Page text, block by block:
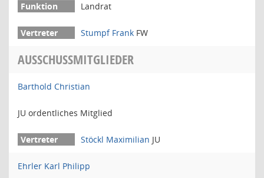
Landrat
Stumpf Frank FW
AUSSCHUSSMITGLIEDER
Barthold Christian
JU ordentliches Mitglied
Stöckl Maximilian JU
Ehrler Karl Philipp